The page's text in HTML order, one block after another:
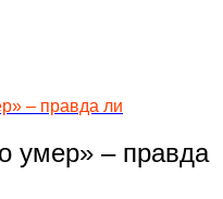
– правда ли
умер» – правда